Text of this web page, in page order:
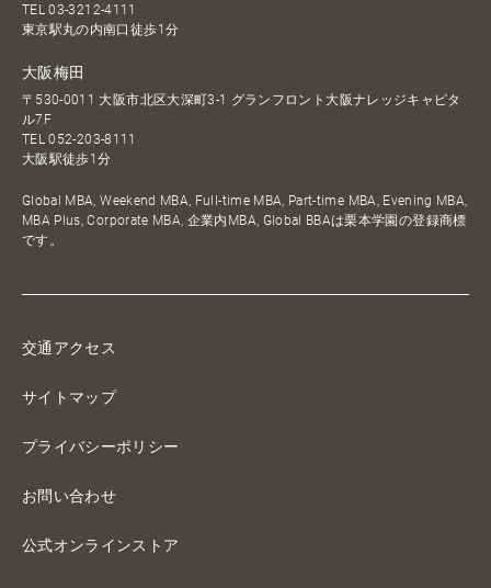
TEL03-3212-4111
東京駅丸の内南口徒歩1分
大阪梅田
〒530-0011 大阪市北区大深町3-1 グランフロント大阪ナレッジキャピタ
ル7F
TEL052-203-8111
大阪駅徒歩1分
Global MBA, Weekend MBA, Full-time MBA, Part-time MBA, Evening MBA,
MBA Plus, Corporate MBA, 企業内MBA, Global BBAは栗本学園の登録商標
です。
交通アクセス
サイトマップ
プライバシーポリシー
お問い合わせ
公式オンラインストア